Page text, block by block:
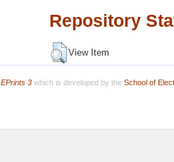
Repository
View Item
EPrints 3which is developed by the School of